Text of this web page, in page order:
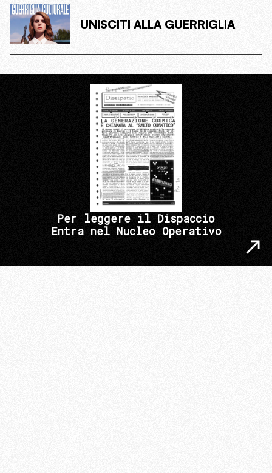
UNISCITI ALLA GUERRIGLIA
Per leggere il Dispaccio
Entra nel Nucleo Operativo